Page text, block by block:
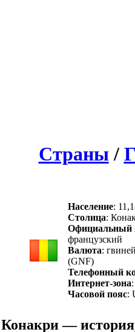
Страны/
Население:
Столица:
Официальный
французский
Валюта:
(GNF)
Телефонный
Интернет-зона
Часовой пояс:
Конакри —